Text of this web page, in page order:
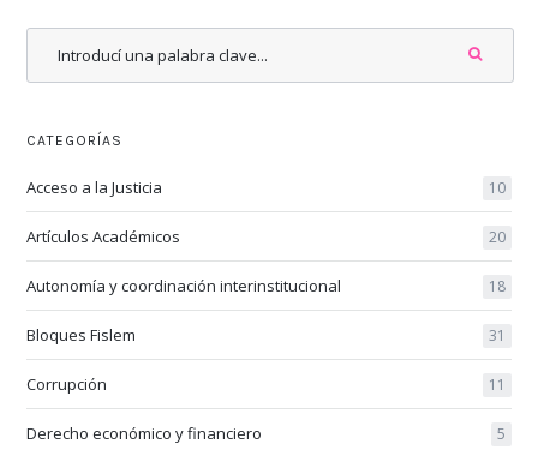
CATEGORÍAS
Acceso a la Justicia 10
Artículos Académicos 20
Autonomía y coordinación interinstitucional 18
Bloques Fislem 31
Corrupción 11
Derecho económico y financiero 5